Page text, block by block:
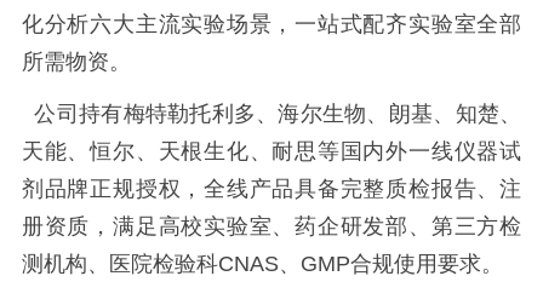
化分析六大主流实验场景，一站式配齐实验室全部
所需物资。
公司持有梅特勒托利多、海尔生物、朗基、知楚、
天能、恒尔、天根生化、耐思等国内外一线仪器试
剂品牌正规授权，全线产品具备完整质检报告、注
册资质，满足高校实验室、药企研发部、第三方检
测机构、医院检验科CNAS、GMP合规使用要求。